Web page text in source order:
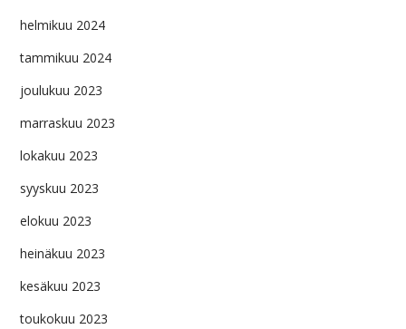
helmikuu 2024
tammikuu 2024
joulukuu 2023
marraskuu 2023
lokakuu 2023
syyskuu 2023
elokuu 2023
heinäkuu 2023
kesäkuu 2023
toukokuu 2023